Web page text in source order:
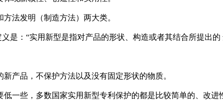
法发明（制造方法）两大类。
是：“实用新型是指对产品的形状、构造或者其结合所提出
产品，不保护方法以及没有固定形状的物质。
一些，多数国家实用新型专利保护的都是比较简单的、改进